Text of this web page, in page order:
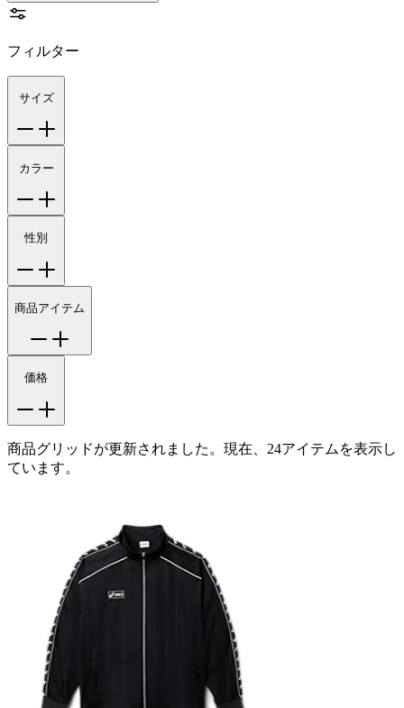
フィルター
サイズ
カラー
性別
商品アイテム
価格
商品グリッドが更新されました。現在、24アイテムを表示し
ています。